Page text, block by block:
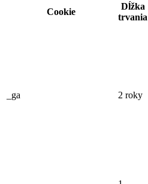
Cookie
Dĺžka
trvania
_ga 2 roky